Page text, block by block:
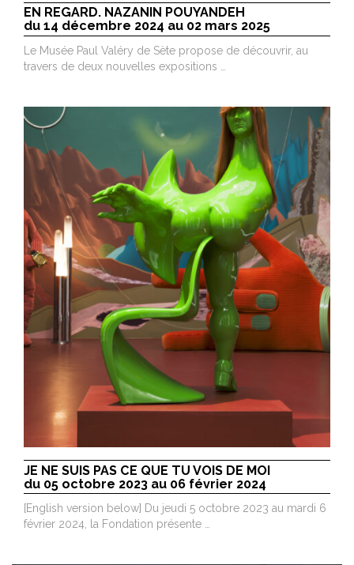
EN REGARD. NAZANIN POUYANDEH
du 14 décembre 2024 au 02 mars 2025
Le Musée Paul Valéry de Sète propose de découvrir, au
travers de deux nouvelles expositions …
JE NE SUIS PAS CE QUE TU VOIS DE MOI
du 05 octobre 2023 au 06 février 2024
[English version below] Du jeudi 5 octobre 2023 au mardi 6
février 2024, la Fondation présente …